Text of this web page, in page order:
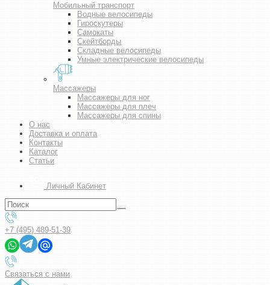
Мобильный транспорт
Водные велосипеды
Гироскутеры
Самокаты
Скейтборды
Складные велосипеды
Умные электрические велосипеды
Массажеры
Массажеры для ног
Массажеры для плеч
Массажеры для спины
О нас
Доставка и оплата
Контакты
Каталог
Статьи
Личный Кабинет
+7 (495) 489-51-39
Связаться с нами